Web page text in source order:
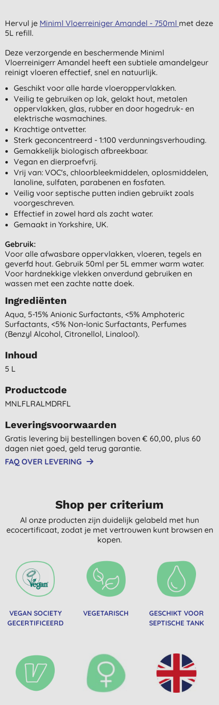
Hervul je Miniml Vloerreiniger Amandel - 750ml met deze
5L refill.
Deze verzorgende en beschermende Miniml
Vloerreinigerr Amandel heeft een subtiele amandelgeur
reinigt vloeren effectief, snel en natuurlijk.
Geschikt voor alle harde vloeroppervlakken.
Veilig te gebruiken op lak, gelakt hout, metalen
oppervlakken, glas, rubber en door hogedruk- en
elektrische wasmachines.
Krachtige ontvetter.
Sterk geconcentreerd - 1:100 verdunningsverhouding.
Gemakkelijk biologisch afbreekbaar.
Vegan en dierproefvrij.
Vrij van: VOC's, chloorbleekmiddelen, oplosmiddelen,
lanoline, sulfaten, parabenen en fosfaten.
Veilig voor septische putten indien gebruikt zoals
voorgeschreven.
Effectief in zowel hard als zacht water.
Gemaakt in Yorkshire, UK.
Gebruik:
Voor alle afwasbare oppervlakken, vloeren, tegels en
geverfd hout. Gebruik 50ml per 5L emmer warm water.
Voor hardnekkige vlekken onverdund gebruiken en
wassen met een zachte natte doek.
Ingrediënten
Aqua, 5-15% Anionic Surfactants, <5% Amphoteric
Surfactants, <5% Non-Ionic Surfactants, Perfumes
(benzyl Alcohol, Citronellol, Linalool).
Inhoud
5 L
Productcode
MNLFLRALMDRFL
Leveringsvoorwaarden
Gratis levering bij bestellingen boven € 60,00, plus 60
dagen niet goed, geld terug garantie.
FAQ OVER LEVERING
Shop per criterium
Al onze producten zijn duidelijk gelabeld met hun
ecocertificaat, zodat je met vertrouwen kunt browsen en
kopen.
VEGAN SOCIETY
GECERTIFICEERD
VEGETARISCH
GESCHIKT VOOR
SEPTISCHE TANK